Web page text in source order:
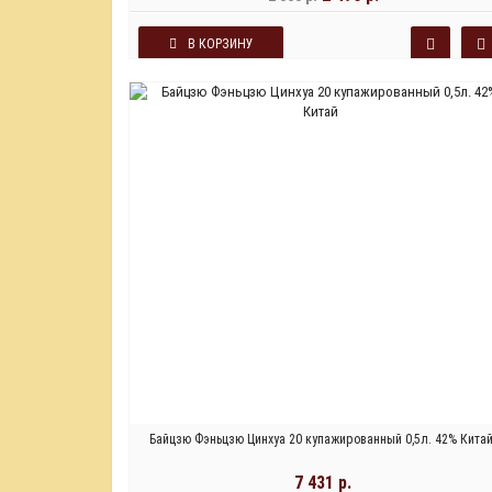
В КОРЗИНУ
Байцзю Фэньцзю Цинхуа 20 купажированный 0,5л. 42% Китай
7 431 р.